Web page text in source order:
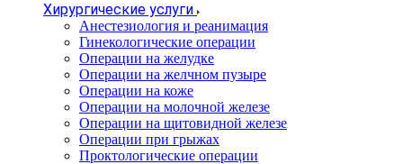
Хирургические услуги
Анестезиология и реанимация
Гинекологические операции
Операции на желудке
Операции на желчном пузыре
Операции на коже
Операции на молочной железе
Операции на щитовидной железе
Операции при грыжах
Проктологические операции